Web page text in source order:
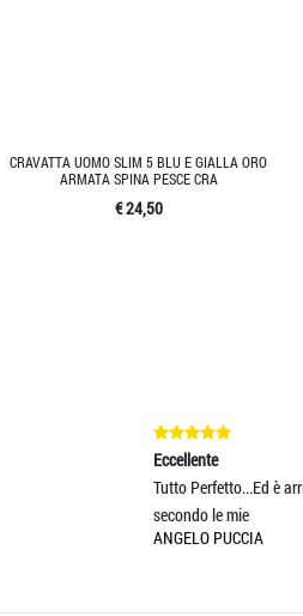
CRAVATTA UOMO SLIM 5 BLU E GIALLA ORO
ARMATA SPINA PESCE CRA
€ 24,50
Tutto Perfetto...Ed è arrivato pure in tempo